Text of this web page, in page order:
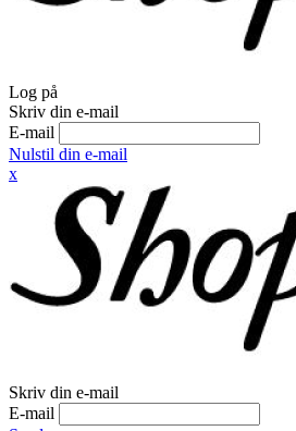
Log på
Skriv din e-mail
E-mail
Nulstil din e-mail
x
Skriv din e-mail
E-mail